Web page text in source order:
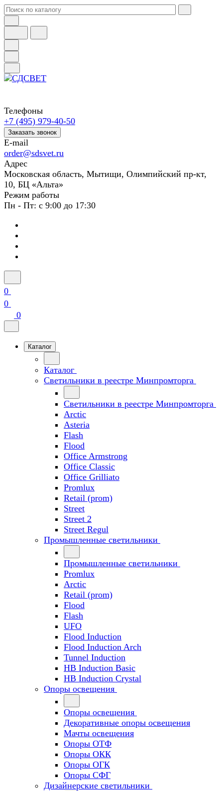
Телефоны
+7 (495) 979-40-50
Заказать звонок
E-mail
order@sdsvet.ru
Адрес
Московская область, Мытищи, Олимпийский пр-кт,
10, БЦ «Альта»
Режим работы
Пн - Пт: с 9:00 до 17:30
0
0
0
Каталог
Каталог
Светильники в реестре Минпромторга
Светильники в реестре Минпромторга
Arctic
Asteria
Flash
Flood
Office Armstrong
Office Classic
Office Grilliato
Promlux
Retail (prom)
Street
Street 2
Street Regul
Промышленные светильники
Промышленные светильники
Promlux
Arctic
Retail (prom)
Flood
Flash
UFO
Flood Induction
Flood Induction Arch
Tunnel Induction
HB Induction Basic
HB Induction Crystal
Опоры освещения
Опоры освещения
Декоративные опоры освещения
Мачты освещения
Опоры ОТФ
Опоры ОКК
Опоры ОГК
Опоры СФГ
Дизайнерские светильники